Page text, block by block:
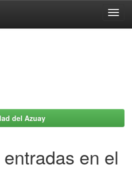
del Azuay
en el